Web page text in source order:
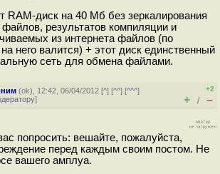
RAM-диск на 40 Мб без зеркалирования
результатов компиляции и
из интернета файлов (по
него валится) + этот диск единственный
сеть для обмена файлами.
(ok), 12:42, 06/04/2012 [^] [^^] [^^^]
]
+2
+ / –
попросить: вешайте, пожалуйста,
перед каждым своим постом. Не
вашего амплуа.